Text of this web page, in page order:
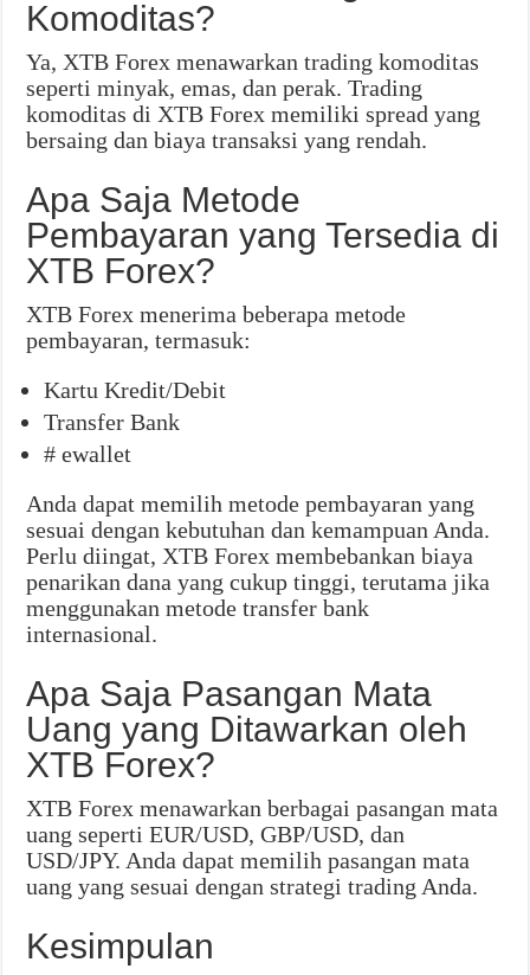
Komoditas?
Ya, XTB Forex menawarkan trading komoditas
seperti minyak, emas, dan perak. Trading
komoditas di XTB Forex memiliki spread yang
bersaing dan biaya transaksi yang rendah.
Apa Saja Metode
Pembayaran yang Tersedia di
XTB Forex?
XTB Forex menerima beberapa metode
pembayaran, termasuk:
Kartu Kredit/Debit
Transfer Bank
# ewallet
Anda dapat memilih metode pembayaran yang
sesuai dengan kebutuhan dan kemampuan Anda.
Perlu diingat, XTB Forex membebankan biaya
penarikan dana yang cukup tinggi, terutama jika
menggunakan metode transfer bank
internasional.
Apa Saja Pasangan Mata
Uang yang Ditawarkan oleh
XTB Forex?
XTB Forex menawarkan berbagai pasangan mata
uang seperti EUR/USD, GBP/USD, dan
USD/JPY. Anda dapat memilih pasangan mata
uang yang sesuai dengan strategi trading Anda.
Kesimpulan